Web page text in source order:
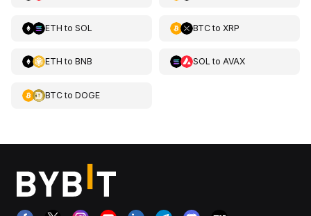
ETH to SOL BTCto XRP
ETH to BNB SOL to AVAX
BTCto DOGE